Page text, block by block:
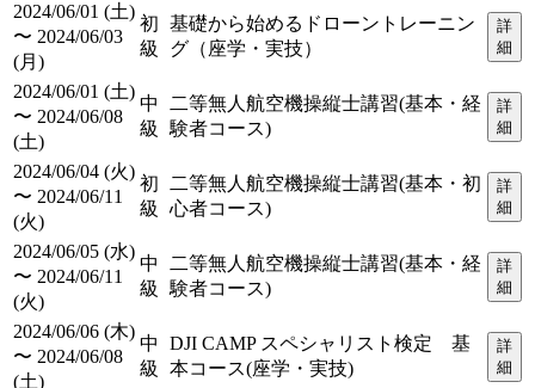
2024/06/01 (土)
〜 2024/06/03
(月)
初
級
基礎から始めるドローントレーニン
グ（座学・実技）
詳
細
2024/06/01 (土)
〜 2024/06/08
(土)
中
級
二等無人航空機操縦士講習(基本・経
験者コース)
詳
細
2024/06/04 (火)
〜 2024/06/11
(火)
初
級
二等無人航空機操縦士講習(基本・初
心者コース)
詳
細
2024/06/05 (水)
〜 2024/06/11
(火)
中
級
二等無人航空機操縦士講習(基本・経
験者コース)
詳
細
2024/06/06 (木)
〜 2024/06/08
(土)
中
級
DJI CAMP スペシャリスト検定 基
本コース(座学・実技)
詳
細